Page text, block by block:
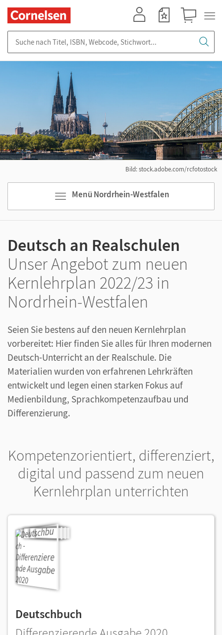
Menü Nordrhein-Westfalen
Bild: stock.adobe.com/rcfotostock
Deutsch an Realschulen
Unser Angebot zum neuen
Kernlehrplan 2022/23 in
Nordrhein-Westfalen
Seien Sie bestens auf den neuen Kernlehrplan
vorbereitet: Hier finden Sie alles für Ihren modernen
Deutsch-Unterricht an der Realschule. Die
Materialien wurden von erfahrenen Lehrkräften
entwickelt und legen einen starken Fokus auf
Medienbildung, Sprachkompetenzaufbau und
Differenzierung.
Kompetenzorientiert, differenziert,
digital und passend zum neuen
Kernlehrplan unterrichten
Deutschbuch